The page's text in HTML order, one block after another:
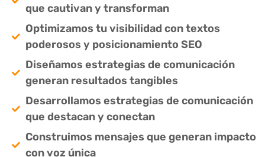
que cautivan y transforman
Optimizamos tu visibilidad con textos
poderosos y posicionamiento SEO
Diseñamos estrategias de comunicación
generan resultados tangibles
Desarrollamos estrategias de comunicación
que destacan y conectan
Construimos mensajes que generan impacto
con voz única